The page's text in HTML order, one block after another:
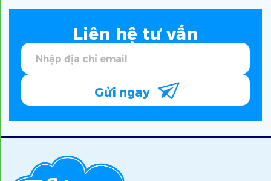
Liên hệ tư vấn
Gửi ngay